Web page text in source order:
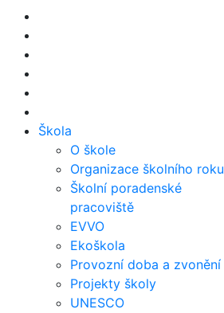
Škola
O škole
Organizace školního roku
Školní poradenské
pracoviště
EVVO
Ekoškola
Provozní doba a zvonění
Projekty školy
UNESCO